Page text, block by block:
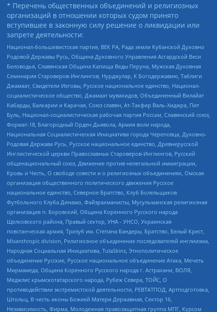
* Перечень общественных объединений и религиозных
организаций в отношении которых судом принято
вступившее в законную силу решение о ликвидации или
запрете деятельности:
Национал-большевистская партия, ВЕК РА, Рада земли Кубанской Духовно
Родовой Державы Русь, Община Духовного Управления Асгардской Веси
Беловодья, Славянская Община Капища Веды Перуна, Мужская Духовная
Семинария Староверов-Инглингов, Нурджулар, К Богодержавию, Таблиги
Джамаат, Свидетели Иеговы, Русское национальное единство, Национал-
социалистическое общество, Джамаат мувахидов, Объединенный Вилайат
Кабарды, Балкарии и Карачая, Союз славян, Ат-Такфир Валь-Хиджра, Пит
Буль, Национал-социалистическая рабочая партия России, Славянский союз,
Формат-18, Благородный Орден Дьявола, Армия воли народа,
Национальная Социалистическая Инициатива города Череповца, Духовно-
Родовая Держава Русь, Русское национальное единство, Древнерусской
Инглистической церкви Православных Староверов-Инглингов, Русский
общенациональный союз, Движение против нелегальной иммиграции,
Кровь и Честь, О свободе совести и о религиозных объединениях, Омская
организация общественного политического движения Русское
национальное единство, Северное Братство, Клуб Болельщиков
Футбольного Клуба Динамо, Файзрахманисты, Мусульманская религиозная
организация п. Боровский, Община Коренного Русского народа
Щелковского района, Правый сектор, УНА - УНСО, Украинская
повстанческая армия, Тризуб им. Степана Бандеры, Братство, Белый Крест,
Misanthropic division, Религиозное объединение последователей инглиизма,
Народная Социальная Инициатива, TulaSkins, Этнополитическое
объединение Русские, Русское национальное объединение Атака, Мечеть
Мирмамеда, Община Коренного Русского народа г. Астрахани, ВОЛЯ,
Меджлис крымскотатарского народа, Рубеж Севера, ТОЙС, О
противодействии экстремистской деятельности, РЕВТАТПОД, Артподготовка,
Штольц, В честь иконы Божией Матери Державная, Сектор 16,
Независимость, Фирма, Молодежная правозащитная группа МПГ, Курсом